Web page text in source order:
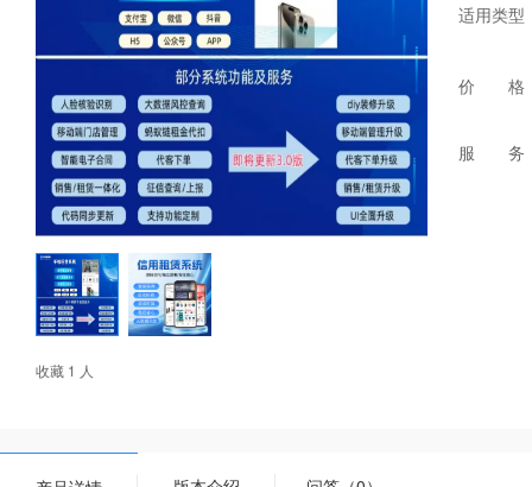
收藏 1 人
适用类型
价 格
服 务